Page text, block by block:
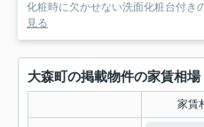
化粧時に欠かせない洗面化粧台付き
見る
大森町の掲載物件の家賃相場
家賃